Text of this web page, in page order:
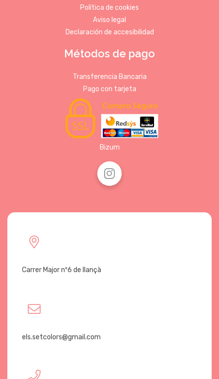
Política de cookies
Aviso legal
Declaración de accesibilidad
Métodos de pago
Transferencia Bancaria
Pago con tarjeta
Bizum
Carrer Major nº6 de llançà
els.setcolors@gmail.com